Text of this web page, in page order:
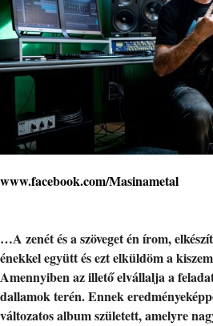
www.facebook.com/Masinametal
…A zenét és a szöveget én írom,
énekkel együtt és ezt elküldöm a
Amennyiben az illető elvállalja a
dallamok terén. Ennek
változatos album született, amelyre